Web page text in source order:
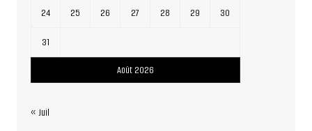
Août 2026
24 25 26 27 28 29 30
31
« Juil